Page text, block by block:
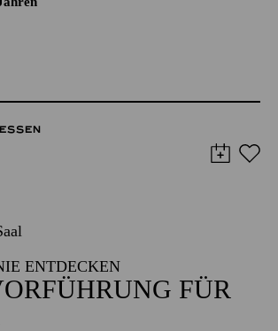
ENTDECKEN
FÜR